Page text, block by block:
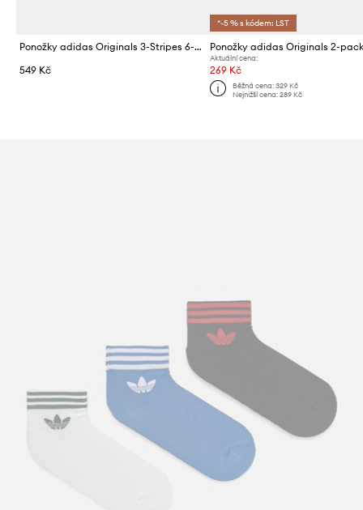
Ponožky adidas Originals 3-Stripes 6-pack
549 Kč
*-5 % s kódem: LST
Ponožky adidas Originals 2-
Aktuální cena:
269 Kč
Běžná cena: 329 Kč
Nejnižší cena: 289 Kč